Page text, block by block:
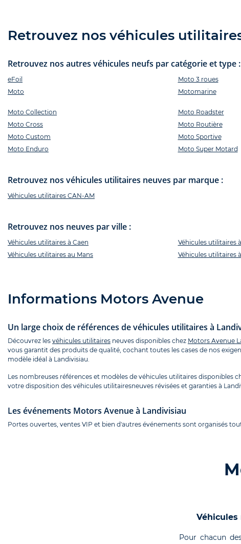
Retrouvez nos véhicules
Retrouvez nos autres véhicules neufs par catégorie et type :
eFoil
Moto
Moto 3 roues
Motomarine
Moto Collection
Moto Cross
Moto Custom
Moto Enduro
Moto Roadster
Moto Routière
Moto Sportive
Moto Super Motard
Retrouvez nos véhicules utilitaires neuves par marque :
Véhicules utilitaires CAN-AM
Retrouvez nos neuves par ville :
Véhicules utilitaires à Caen
Véhicules utilitaires au Mans
Véhicules utilitaires
Véhicules utilitaires
Informations Motors Avenue
Un large choix de références de véhicules utilitaires à
Découvrez les véhicules utilitaires neuves disponibles chez Motors Avenue
vous garantit des produits de qualité, cochant toutes les cases de nos
modèle idéal à Landivisiau.
Les nombreuses références et modèles de véhicules utilitaires
votre disposition des véhicules utilitairesneuves révisées et garanties à
Les événements Motors Avenue à Landivisiau
Portes ouvertes, ventes VIP et bien d'autres événements sont organisés
Véhicules
Pour chacun